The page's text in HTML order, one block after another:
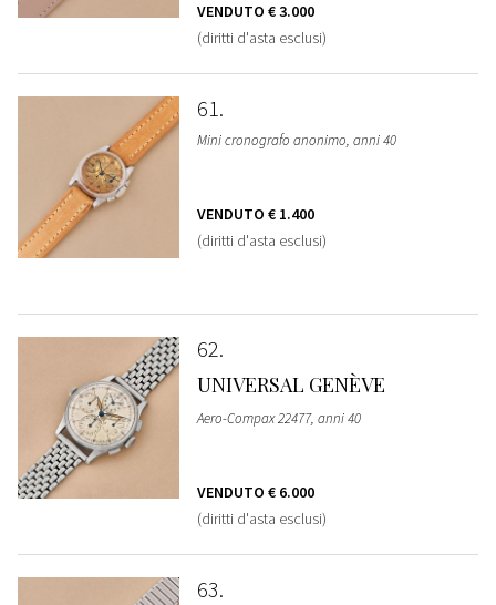
VENDUTO € 3.000
(diritti d'asta esclusi)
61
Mini cronografo anonimo, anni 40
VENDUTO € 1.400
(diritti d'asta esclusi)
62
UNIVERSAL GENÈVE
Aero-Compax 22477, anni 40
VENDUTO € 6.000
(diritti d'asta esclusi)
63